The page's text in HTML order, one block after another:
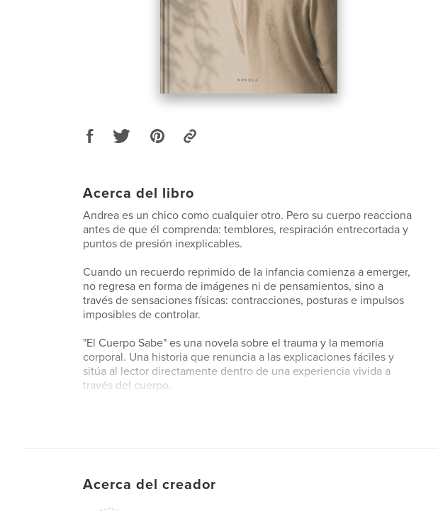
Acerca del libro
Andrea es un chico como cualquier otro. Pero su cuerpo reacciona
antes de que él comprenda: temblores, respiración entrecortada y
puntos de presión inexplicables.
Cuando un recuerdo reprimido de la infancia comienza a emerger,
no regresa en forma de imágenes ni de pensamientos, sino a
través de sensaciones físicas: contracciones, posturas e impulsos
imposibles de controlar.
"El Cuerpo Sabe" es una novela sobre el trauma y la memoria
corporal. Una historia que renuncia a las explicaciones fáciles y
sitúa al lector directamente dentro de una experiencia vivida a
través del cuerpo.
Acerca del creador